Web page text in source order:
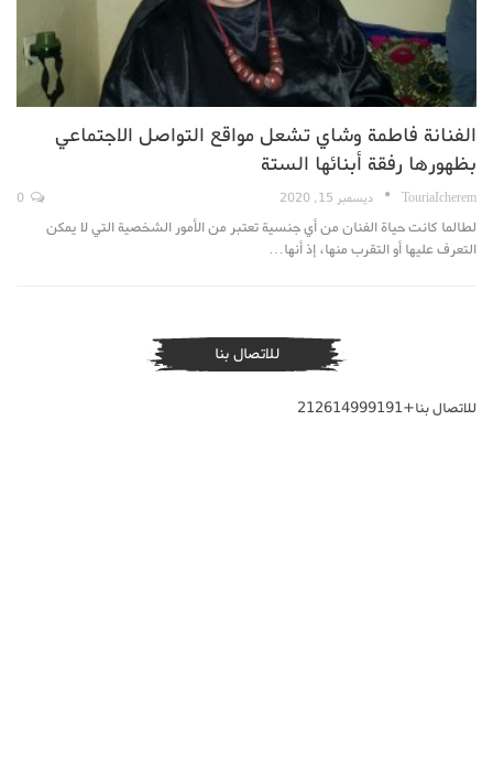
الفنانة فاطمة وشاي تشعل مواقع التواصل الاجتماعي
بظهورها رفقة أبنائها الستة
TouriaIcherem ديسمبر 15, 2020
لطالما كانت حياة الفنان من أي جنسية تعتبر من الأمور الشخصية التي لا يمكن
التعرف عليها أو التقرب منها، إذ أنها…
للاتصال بنا
للاتصال بنا+212614999191